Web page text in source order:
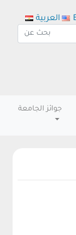
جوائز الجامعة
العربية